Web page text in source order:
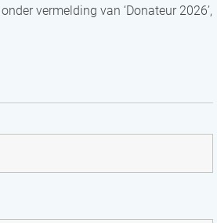
vermelding van ‘Donateur 2026’,